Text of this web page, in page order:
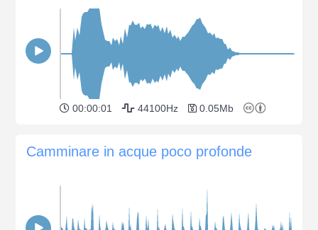
00:00:01 44100Hz 0.05Mb
Camminare in acque poco profonde